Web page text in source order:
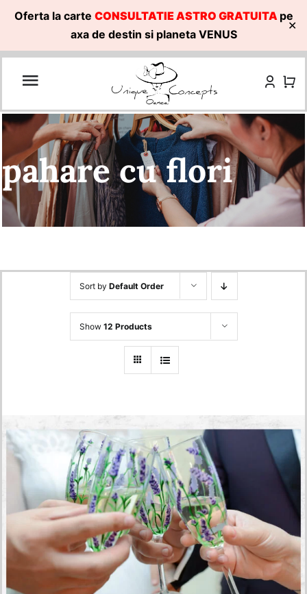
Oferta la carte CONSULTATIE ASTRO GRATUITA pe
axa de destin si planeta VENUS
✕
Skip
pahare cu flori
Sort by Default Order
Show 12 Products
Floral Painted Glasses
270.00lei